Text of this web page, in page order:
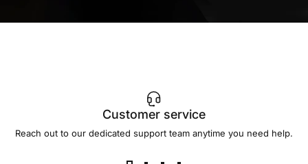
Customer service
Reach out to our dedicated support team anytime you need help.